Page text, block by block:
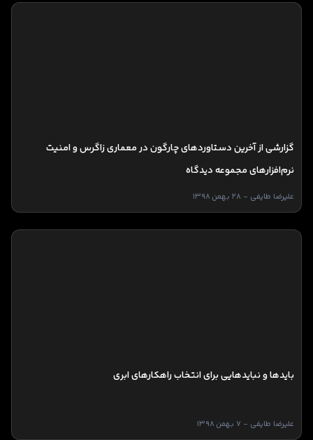
گزارشی از آخرین دستاوردهای چارگون در معماری زاگرس و امنیت
نرم‌افزارهای مجموعه دیدگاه
علیرضا طایفی - 28 بهمن 1398
باید‌ها و نبایدهایی برای انتخاب راهکارهای ابری
علیرضا طایفی - 7 بهمن 1398